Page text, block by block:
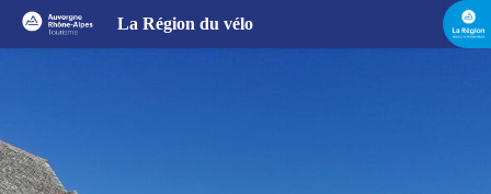
La Région du vélo